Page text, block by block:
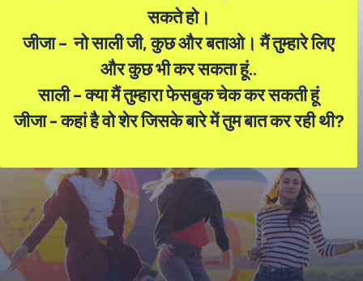
सकते हो।
जीजा – नो साली जी, कुछ और बताओ। मैं तुम्हारे लिए
और कुछ भी कर सकता हूं..
साली – क्या मैं तुम्हारा फेसबुक चेक कर सकती हूं
जीजा - कहां है वो शेर जिसके बारे में तुम बात कर रही थी?